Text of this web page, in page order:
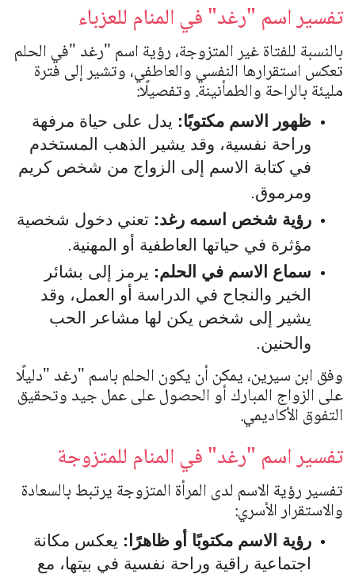
تفسير اسم "رغد" في المنام للعزباء
بالنسبة للفتاة غير المتزوجة، رؤية اسم"رغد"في الحلم
تعكس استقرارها النفسي والعاطفي، وتشير إلى فترة
مليئة بالراحة والطمأنينة. وتفصيلًا:
ظهور الاسم مكتوبًا: يدل على حياة مرفهة
وراحة نفسية، وقد يشير الذهب المستخدم
في كتابة الاسم إلى الزواج من شخص كريم
ومرموق.
رؤية شخص اسمه رغد: تعني دخول شخصية
مؤثرة في حياتها العاطفية أو المهنية.
سماع الاسم في الحلم: يرمز إلى بشائر
الخير والنجاح في الدراسة أو العمل، وقد
يشير إلى شخص يكن لها مشاعر الحب
والحنين.
وفق ابن سيرين، يمكن أن يكون الحلم باسم"رغد"دليلًا
على الزواج المبارك أو الحصول على عمل جيد وتحقيق
التفوق الأكاديمي.
تفسير اسم "رغد" في المنام للمتزوجة
تفسير رؤية الاسم لدى المرأة المتزوجة يرتبط بالسعادة
والاستقرار الأسري:
رؤية الاسم مكتوبًا أو ظاهرًا: يعكس مكانة
اجتماعية راقية وراحة نفسية في بيتها، مع